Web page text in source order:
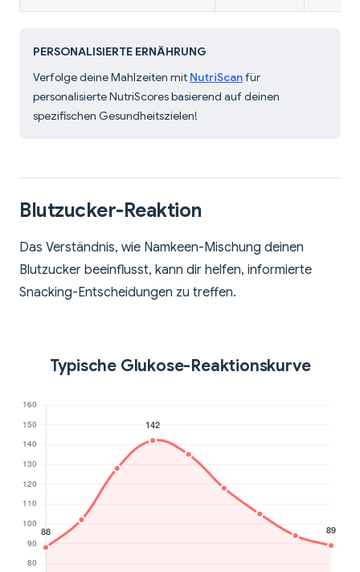
PERSONALISIERTE ERNÄHRUNG
Verfolge deine Mahlzeiten mit NutriScanfür
personalisierte NutriScores basierend auf deinen
spezifischen Gesundheitszielen!
Blutzucker-Reaktion
Das Verständnis, wie Namkeen-Mischung deinen
Blutzucker beeinflusst, kann dir helfen, informierte
Snacking-Entscheidungen zu treffen.
Typische Glukose-Reaktionskurve